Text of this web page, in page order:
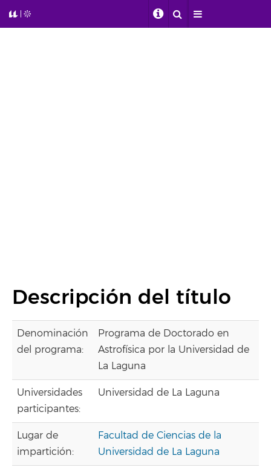
Descripción del título
Denominación
del programa:
Programa de Doctorado en
Astrofísica por la Universidad de
La Laguna
Universidades
participantes:
Universidad de La Laguna
Lugar de
impartición:
Facultad de Ciencias de la
Universidad de La Laguna